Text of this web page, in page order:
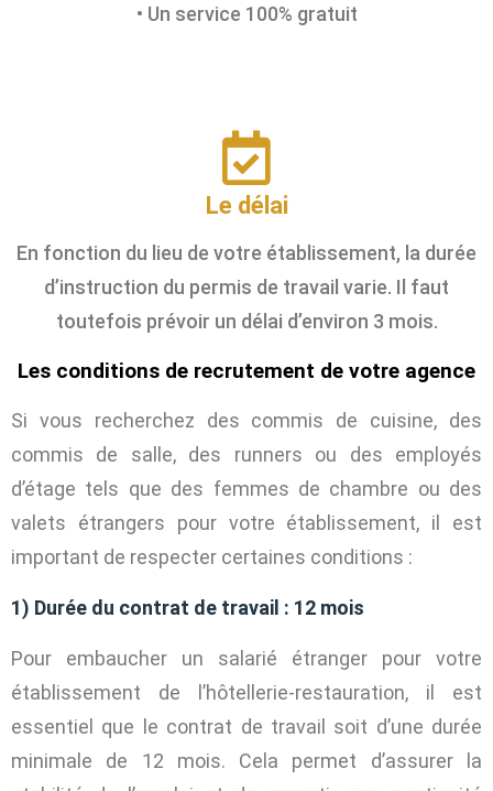
• Un service 100% gratuit
Le délai
En fonction du lieu de votre établissement, la durée
d’instruction du permis de travail varie. Il faut
toutefois prévoir un délai d’environ 3 mois.
Les conditions de recrutement de votre agence
Si vous recherchez des commis de cuisine, des
commis de salle, des runners ou des employés
d’étage tels que des femmes de chambre ou des
valets étrangers pour votre établissement, il est
important de respecter certaines conditions :
1) Durée du contrat de travail : 12 mois
Pour embaucher un salarié étranger pour votre
établissement de l’hôtellerie-restauration, il est
essentiel que le contrat de travail soit d’une durée
minimale de 12 mois. Cela permet d’assurer la